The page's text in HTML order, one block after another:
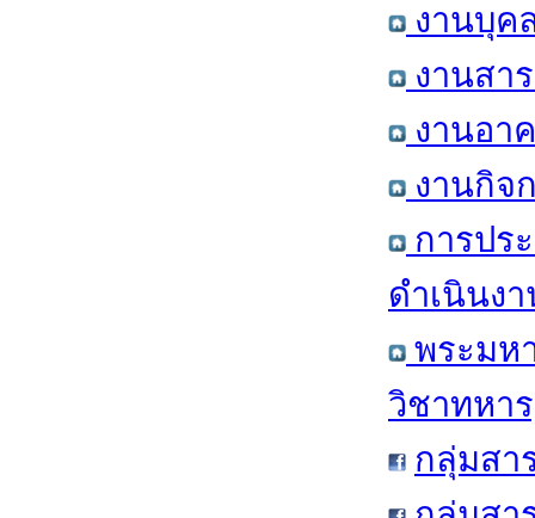
งานบุค
งานสา
งานอา
งานกิจ
การปร
ดำเนินง
พระมห
วิชาทหา
กลุ่มสา